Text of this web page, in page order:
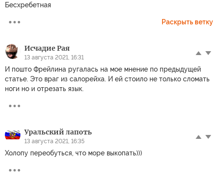
Бесхребетная
Раскрыть ветку
Исчадие Рая
13 августа 2021, 16:31
И пошто Фрейлина ругалась на мое мнение по предыдущей
статье. Это враг из салорейха. И ей стоило не только сломать
ноги но и отрезать язык.
Уральский лапоть
13 августа 2021, 16:35
Холопу переобуться, что море выкопать)))